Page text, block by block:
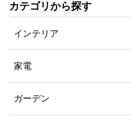
スライドカバーで
コンセントにもUSB
入を防ぐスライドカ
カテゴリから探す
インテリア
家電
ガーデン